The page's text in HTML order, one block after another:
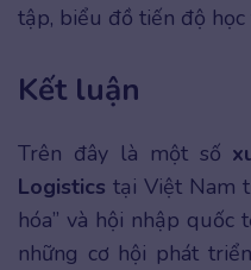
tập, biểu đồ tiến độ
Kết luận
Trên đây là một số
Logistics tại Việt Nam
hóa” và hội nhập
những cơ hội phát